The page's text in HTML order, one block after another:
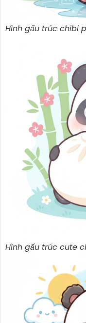
Hình gấu trúc chibi
Hình gấu trúc cute